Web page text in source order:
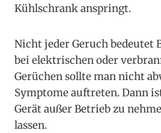
Kühlschrank anspringt.
Nicht jeder Geruch bedeutet
bei elektrischen oder
Gerüchen sollte man nicht
Symptome auftreten. Dann
Gerät außer Betrieb zu
lassen.